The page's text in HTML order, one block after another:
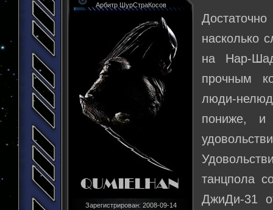
Арбитр ШурСтраКосов
Зарегистрирован: 2008-09-14
насколько
на Нар-
прочным
люди-
пониже, и
танцпола
ДжиДи-31